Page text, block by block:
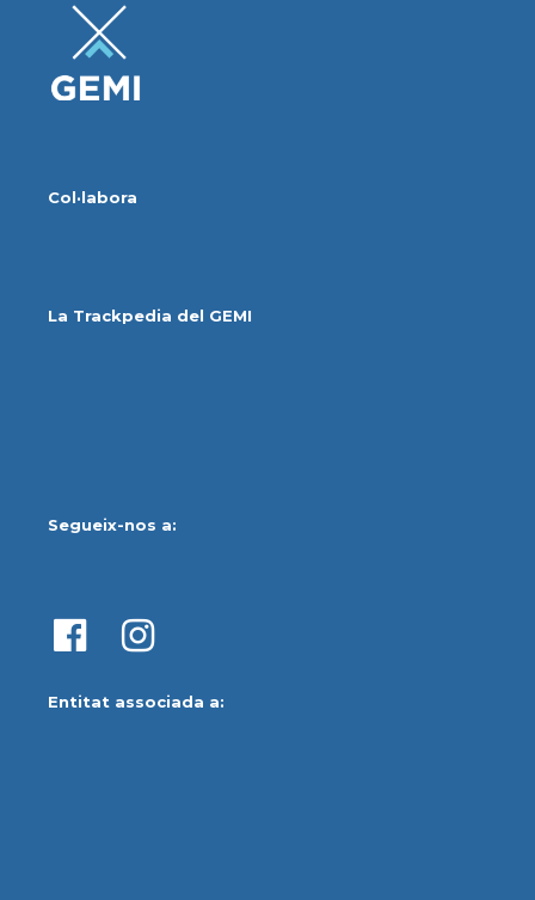
Col·labora
La Trackpedia del GEMI
Segueix-nos a:
Entitat associada a: